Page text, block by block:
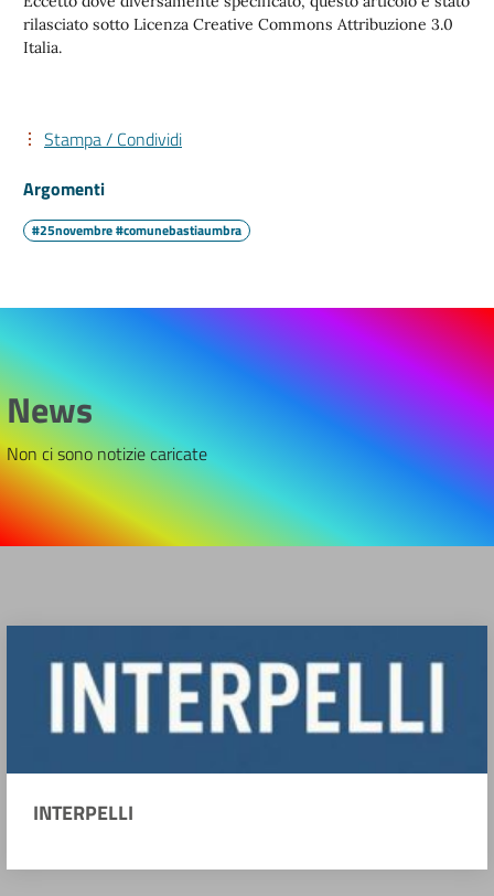
rilasciato sotto Licenza Creative Commons Attribuzione 3.0
Italia.
Stampa / Condividi
Argomenti
#25novembre #comunebastiaumbra
News
Non ci sono notizie caricate
INTERPELLI